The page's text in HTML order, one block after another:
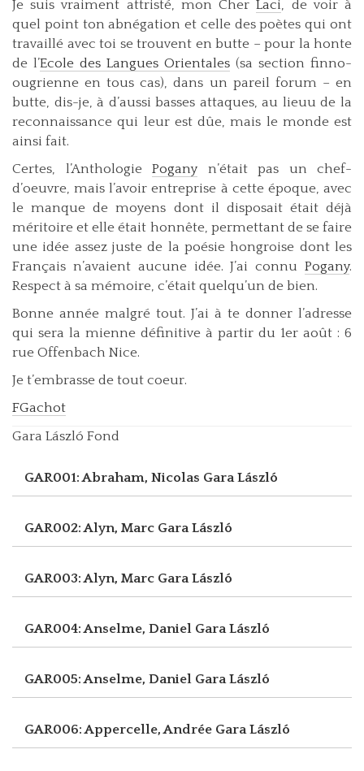
Je suis vraiment attristé, mon CherLaci, de voir à
quel point ton abnégation et celle des poètes qui ont
travaillé avec toi se trouvent en butte – pour la honte
de l’Ecole des Langues Orientales (sa section finno-
ougrienne en tous cas), dans un pareil forum – en
butte, dis-je, à d’aussi basses attaques, au lieuu de la
reconnaissance qui leur est dûe, mais le monde est
ainsi fait.
Certes, l’Anthologie Pogany n’était pas un chef-
d’oeuvre, mais l’avoir entreprise à cette époque, avec
le manque de moyens dont il disposait était déjà
méritoire et elle était honnête, permettant de se faire
une idée assez juste de la poésie hongroise dont les
Français n’avaient aucune idée. J’ai connu Pogany.
Respect à sa mémoire, c’était quelqu’un de bien.
Bonne année malgré tout. J’ai à te donner l’adresse
qui sera la mienne définitive à partir du 1er août : 6
rue Offenbach Nice.
Je t’embrasse de tout coeur.
FGachot
Gara László Fond
GAR001: Abraham, Nicolas Gara László
GAR002: Alyn, Marc Gara László
GAR003: Alyn, Marc Gara László
GAR004: Anselme, Daniel Gara László
GAR005: Anselme, Daniel Gara László
GAR006: Appercelle, Andrée Gara László